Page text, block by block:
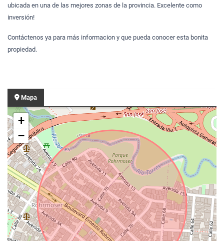
ubicada en una de las mejores zonas de la provincia. Excelente como
inversión!
Contáctenos ya para más informacion y que pueda conocer esta bonita
propiedad.
Mapa
+
−